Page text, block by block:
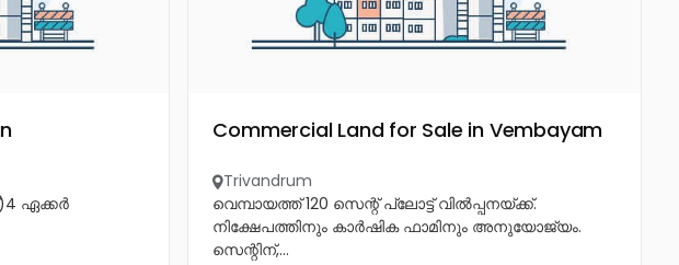
ഏക്കർ
Commercial Land for Sale in Vembayam
Trivandrum
വെമ്പായത്ത് 120 സെന്റ് പ്ലോട്ട് വിൽപ്പനയ്ക്ക്.
നിക്ഷേപത്തിനും കാർഷിക ഫാമിനും അനുയോജ്യം.
സെന്റിന്,...